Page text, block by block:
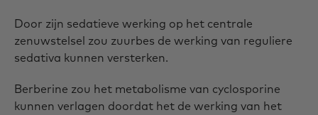
Door zijn sedatieve werking op het centrale
zenuwstelsel zou zuurbes de werking van reguliere
sedativa kunnen versterken.
Berberine zou het metabolisme van cyclosporine
kunnen verlagen doordat het de werking van het